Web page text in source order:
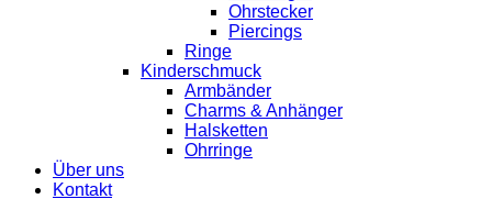
Ohrstecker
Piercings
Ringe
Kinderschmuck
Armbänder
Charms & Anhänger
Halsketten
Ohrringe
Über uns
Kontakt